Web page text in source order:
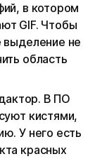
в котором
GIF. Чтобы
выделение не
область
В ПО
кистями,
У него есть
красных